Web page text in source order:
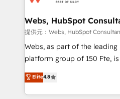
and build using HubSpot 🔌
with other systems 🎓
HubSpot pros 📊 Lead
HubSpot Why us? - SIX HubSpot Accreditations -
CRM, Solutions Architecture, Onboarding , Data
Migration, Custom
Webs, HubSpot
提供元：Webs, HubSpot
Webs, as part of the
platform group of 150 Fte, is the trusted Elite
HubSpot CRM Partner
maximizing EBITDA and
Excellence. With our
Elite4.8